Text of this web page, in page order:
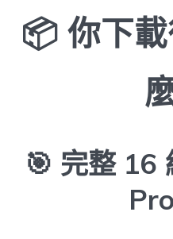
📦 你下
🎯 完整 16